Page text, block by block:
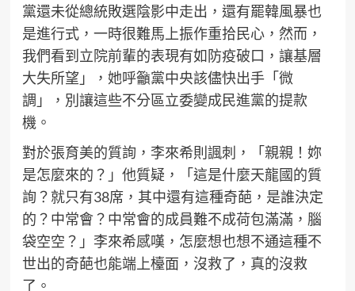
黨還未從總統敗選陰影中走出，還有罷韓風暴也
是進行式，一時很難馬上振作重拾民心，然而，
我們看到立院前輩的表現有如防疫破口，讓基層
大失所望」，她呼籲黨中央該儘快出手「微
調」，別讓這些不分區立委變成民進黨的提款
機。
對於張育美的質詢，李來希則諷刺，「親親！妳
是怎麼來的？」他質疑，「這是什麼天龍國的質
詢？就只有38席，其中還有這種奇葩，是誰決定
的？中常會？中常會的成員難不成荷包滿滿，腦
袋空空？」李來希感嘆，怎麼想也想不通這種不
世出的奇葩也能端上檯面，沒救了，真的沒救
了。